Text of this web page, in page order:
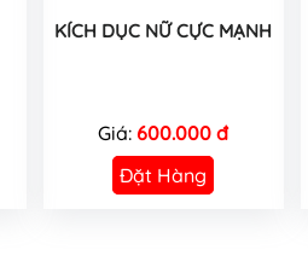
KÍCH DỤC NỮ CỰC MẠNH
Giá: 600.000 đ
Đặt Hàng